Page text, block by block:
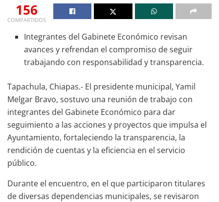
156
COMPARTIDOS
Integrantes del Gabinete Económico revisan
avances y refrendan el compromiso de seguir
trabajando con responsabilidad y transparencia.
Tapachula, Chiapas.- El presidente municipal, Yamil
Melgar Bravo, sostuvo una reunión de trabajo con
integrantes del Gabinete Económico para dar
seguimiento a las acciones y proyectos que impulsa el
Ayuntamiento, fortaleciendo la transparencia, la
rendición de cuentas y la eficiencia en el servicio
público.
Durante el encuentro, en el que participaron titulares
de diversas dependencias municipales, se revisaron